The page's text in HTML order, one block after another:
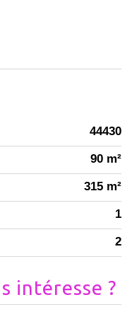
44430
90 m²
315 m²
1
2
intéresse ?